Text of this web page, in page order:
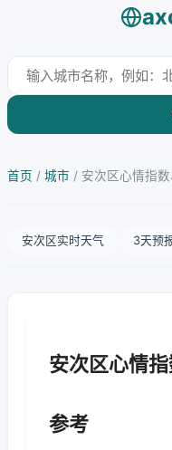
首页 / 城市 / 安次区心情指
安次区实时天气 3天预
安次区心情
参考